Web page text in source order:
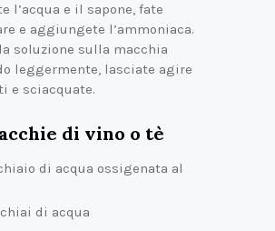
l’acqua e il sapone, fate
e aggiungete l’ammoniaca.
soluzione sulla macchia
leggermente, lasciate agire
e sciacquate.
di vino o tè
di acqua ossigenata al
di acqua